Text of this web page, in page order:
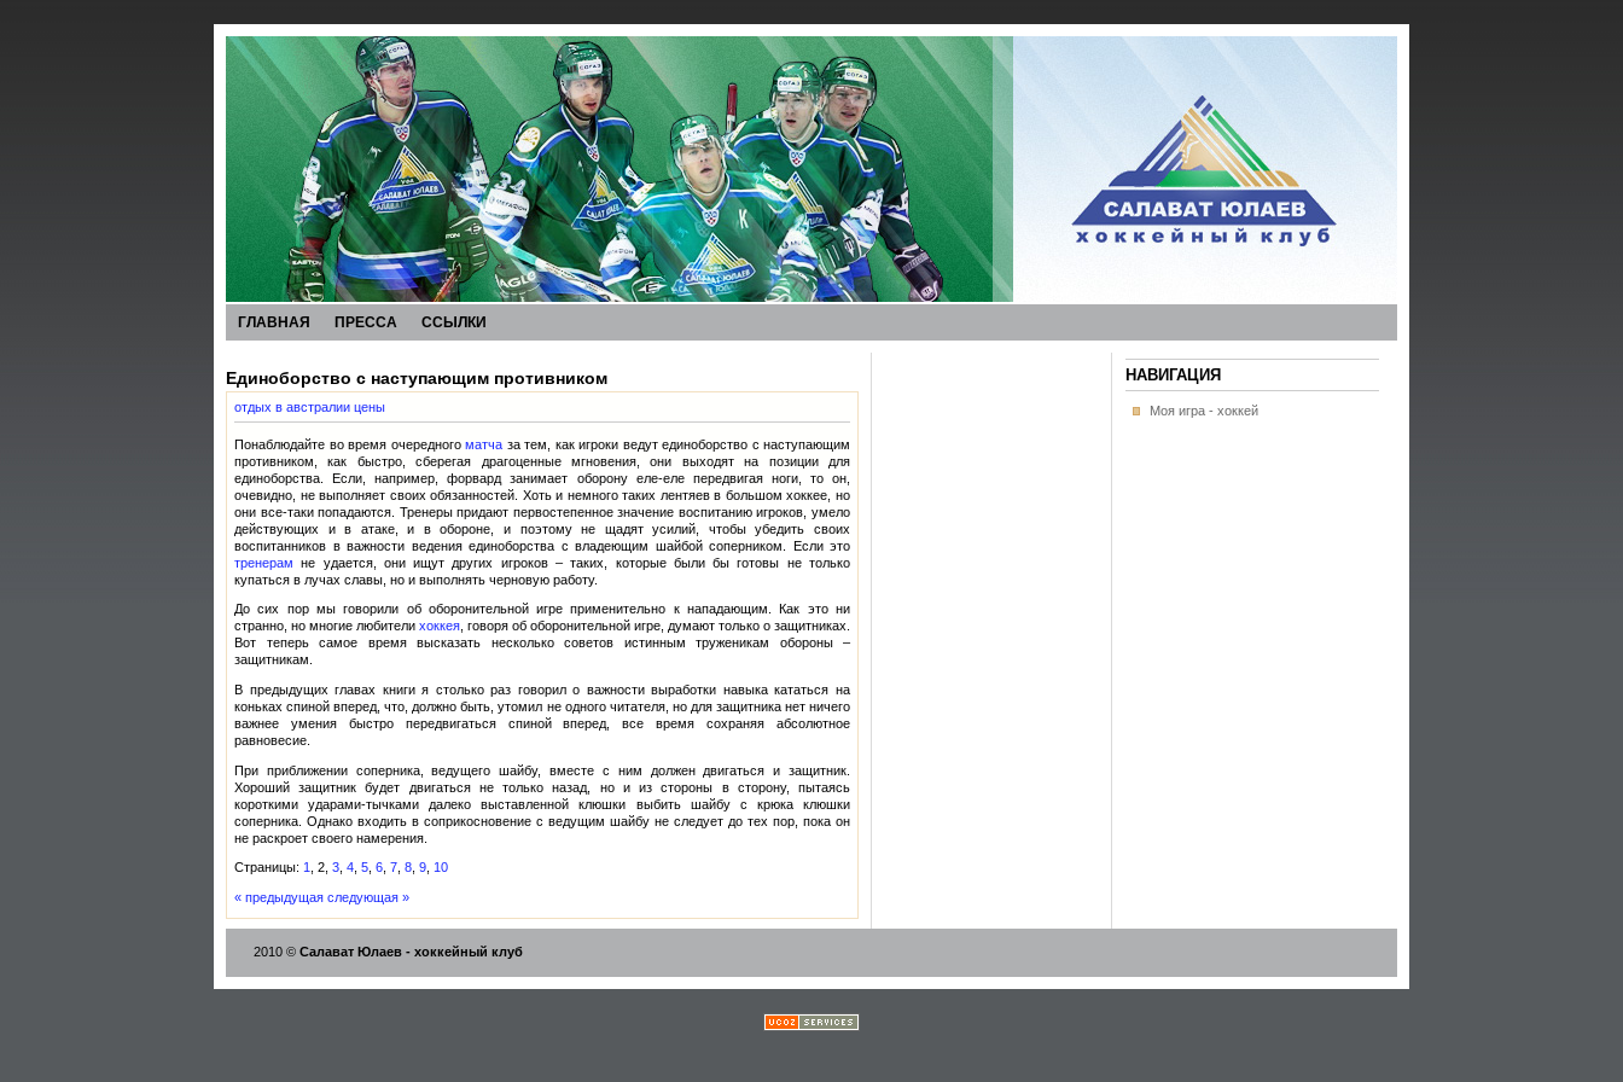
ГЛАВНАЯ ПРЕССА ССЫЛКИ
Единоборство с наступающим противником
отдых в австралии цены
Понаблюдайте во время очередного матча за тем, как игроки ведут единоборство с наступающим
противником, как быстро, сберегая драгоценные мгновения, они выходят на позиции для
единоборства. Если, например, форвард занимает оборону еле-еле передвигая ноги, то он,
очевидно, не выполняет своих обязанностей. Хоть и немного таких лентяев в большом хоккее, но
они все-таки попадаются. Тренеры придают первостепенное значение воспитанию игроков, умело
действующих и в атаке, и в обороне, и поэтому не щадят усилий, чтобы убедить своих
воспитанников в важности ведения единоборства с владеющим шайбой соперником. Если это
тренерам не удается, они ищут других игроков – таких, которые были бы готовы не только
купаться в лучах славы, но и выполнять черновую работу.
До сих пор мы говорили об оборонительной игре применительно к нападающим. Как это ни
странно, но многие любители хоккея , говоря об оборонительной игре, думают только о защитниках.
Вот теперь самое время высказать несколько советов истинным труженикам обороны –
защитникам.
В предыдущих главах книги я столько раз говорил о важности выработки навыка кататься на
коньках спиной вперед, что, должно быть, утомил не одного читателя, но для защитника нет ничего
важнее умения быстро передвигаться спиной вперед, все время сохраняя абсолютное
равновесие.
При приближении соперника, ведущего шайбу, вместе с ним должен двигаться и защитник.
Хороший защитник будет двигаться не только назад, но и из стороны в сторону, пытаясь
короткими ударами-тычками далеко выставленной клюшки выбить шайбу с крюка клюшки
соперника. Однако входить в соприкосновение с ведущим шайбу не следует до тех пор, пока он
не раскроет своего намерения.
Страницы: 1 , 2, 3 4 5 6 7 8 9 10
« предыдущая следующая »
НАВИГАЦИЯ
Моя игра - хоккей
2010 © Салават Юлаев - хоккейный клуб